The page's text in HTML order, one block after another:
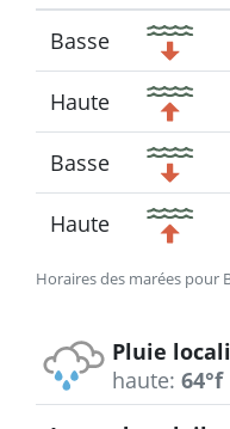
Horaires des marées pour
Icon
Basse
Haute
Basse
Haute
Pluie
haute: 64°f